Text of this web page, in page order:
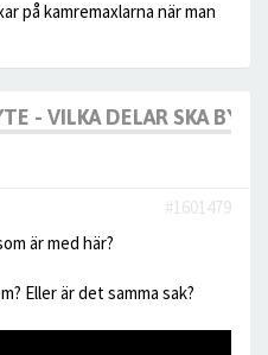
på kamremaxlarna när man
- VILKA DELAR SKA
#1601479
är med här?
Eller är det samma sak?